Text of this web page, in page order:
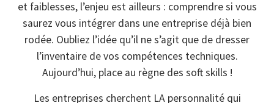
et faiblesses, l’enjeu est ailleurs : comprendre si vous
saurez vous intégrer dans une entreprise déjà bien
rodée. Oubliez l’idée qu’il ne s’agit que de dresser
l’inventaire de vos compétences techniques.
Aujourd’hui, place au règne des soft skills !
Les entreprises cherchent LA personnalité qui